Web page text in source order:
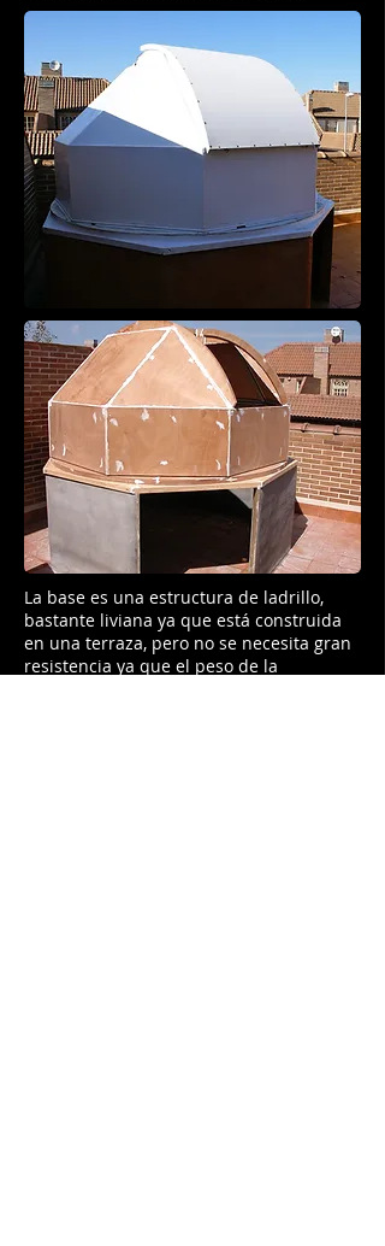
La base es una estructura de ladrillo,
bastante liviana ya que está construida
en una terraza, pero no se necesita gran
resistencia ya que el peso de la